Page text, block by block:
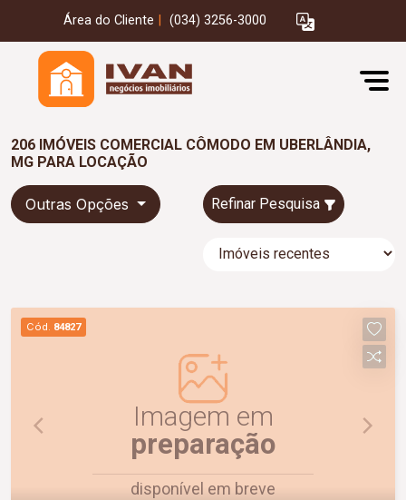
Área do Cliente (034) 3256-3000
206 IMÓVEIS COMERCIAL CÔMODO EM UBERLÂNDIA,
MG PARA LOCAÇÃO
Outras Opções Refinar Pesquisa
Cód. 84827
Imagem em
preparação
disponível em breve